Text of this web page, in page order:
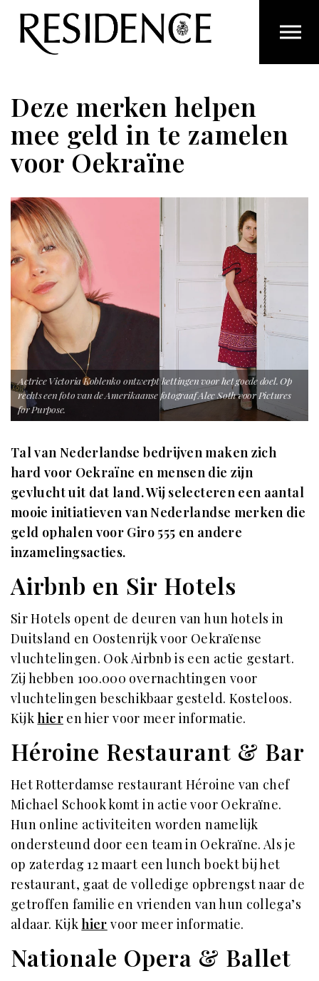
Overslaan en ga direct naar de inhoud
Deze merken helpen
mee geld in te zamelen
voor Oekraïne
Actrice Victoria Koblenko ontwerpt kettingen voor het goede doel. Op
rechts een foto van de Amerikaanse fotograaf Alec Soth voor Pictures
for Purpose.
Tal van Nederlandse bedrijven maken zich
hard voor Oekraïne en mensen die zijn
gevlucht uit dat land. Wij selecteren een aantal
mooie initiatieven van Nederlandse merken die
geld ophalen voor Giro 555 en andere
inzamelingsacties.
Airbnb en Sir Hotels
Sir Hotels opent de deuren van hun hotels in
Duitsland en Oostenrijk voor Oekraïense
vluchtelingen. Ook Airbnb is een actie gestart.
Zij hebben 100.000 overnachtingen voor
vluchtelingen beschikbaar gesteld. Kosteloos.
Kijk hierenhier voor meer informatie.
Héroine Restaurant & Bar
Het Rotterdamse restaurant Héroine van chef
Michael Schook komt in actie voor Oekraïne.
Hun online activiteiten worden namelijk
ondersteund door een team in Oekraïne. Als je
op zaterdag 12 maart een lunch boekt bij het
restaurant, gaat de volledige opbrengst naar de
getroffen familie en vrienden van hun collega’s
aldaar. Kijk hier voor meer informatie.
Nationale Opera & Ballet